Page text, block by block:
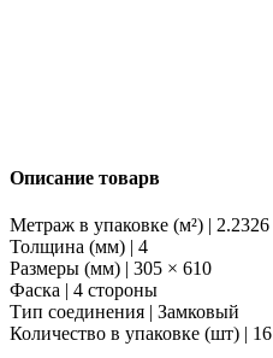
Описание товарв
Метраж в упаковке (м²) | 2.2326
Толщина (мм) | 4
Размеры (мм) | 305 × 610
Фаска | 4 стороны
Тип соединения | Замковый
Количество в упаковке (шт) | 16